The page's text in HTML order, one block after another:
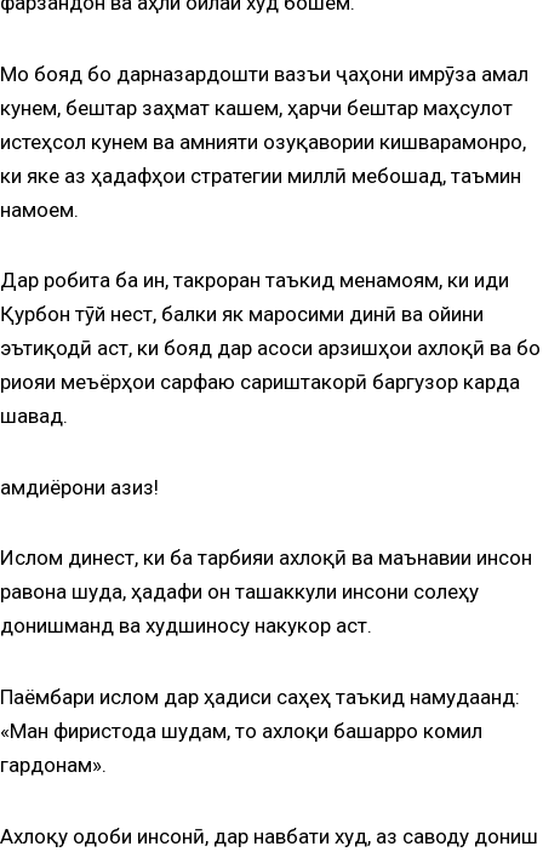
Мо бояд бо дарназардошти вазъи ҷаҳони имрӯза амал
кунем, бештар заҳмат кашем, ҳарчи бештар маҳсулот
истеҳсол кунем ва амнияти озуқавории кишварамонро,
ки яке аз ҳадафҳои стратегии миллӣ мебошад, таъмин
намоем.
Дар робита ба ин, такроран таъкид менамоям, ки иди
Қурбон тӯй нест, балки як маросими динӣ ва ойини
эътиқодӣ аст, ки бояд дар асоси арзишҳои ахлоқӣ ва бо
риояи меъёрҳои сарфаю сариштакорӣ баргузор карда
шавад.
Ҳамдиёрони азиз!
Ислом динест, ки ба тарбияи ахлоқӣ ва маънавии инсон
равона шуда, ҳадафи он ташаккули инсони солеҳу
донишманд ва худшиносу накукор аст.
Паёмбари ислом дар ҳадиси саҳеҳ таъкид намудаанд:
«Ман фиристода шудам, то ахлоқи башарро комил
гардонам».
Ахлоқу одоби инсонӣ, дар навбати худ, аз саводу дониш